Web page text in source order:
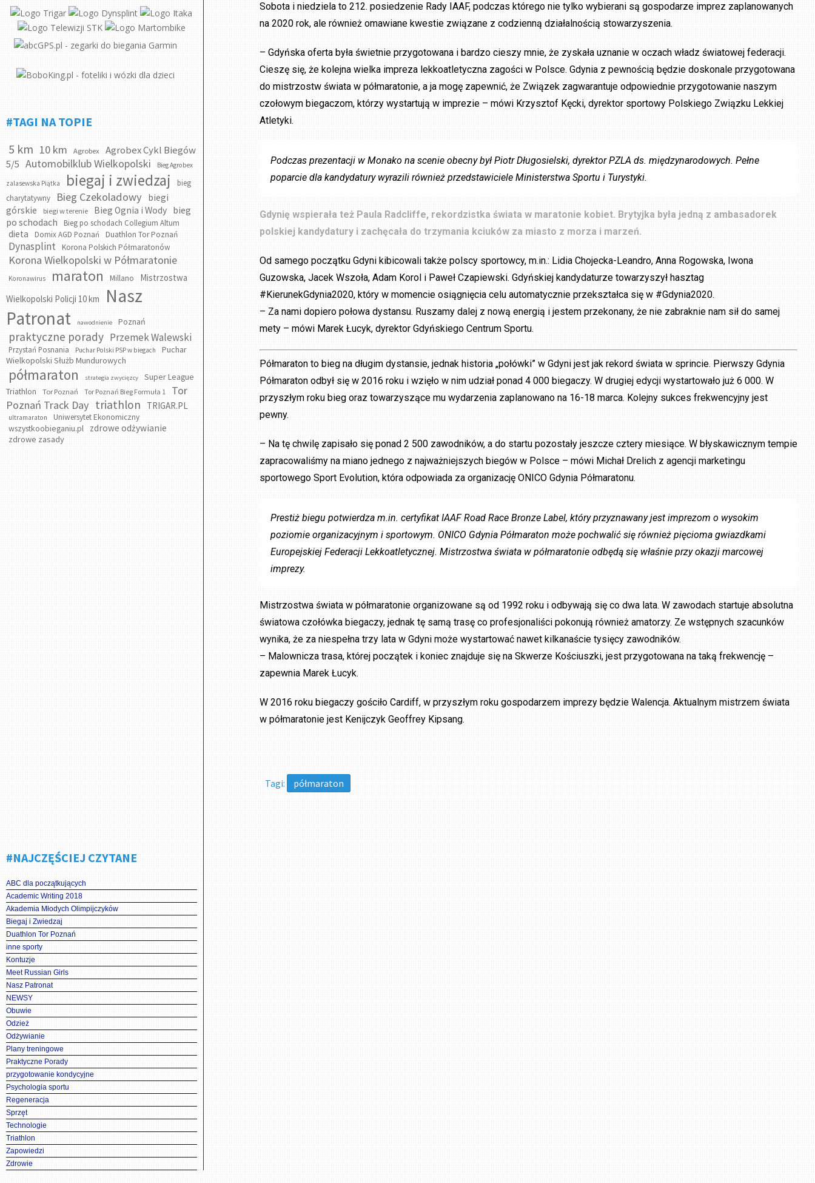
#TAGI NA TOPIE
5 km 10 km Agrobex
Agrobex Cykl Biegów
5/5 Automobilklub Wielkopolski Bieg Agrobex
zalasewska Piątka biegaj i zwiedzaj
bieg
charytatywny
Bieg Czekoladowy
biegi
górskie
biegi w terenie Bieg Ognia i Wody bieg
po schodach
Bieg po schodach Collegium Altum
dieta Domix AGD Poznań Duathlon Tor Poznań
Dynasplint Korona Polskich Półmaratonów
Korona Wielkopolski w Półmaratonie
Koronawirus maraton Millano
Mistrzostwa
Wielkopolski Policji 10 km
Nasz
Patronat
nawodnienie Poznań
praktyczne porady Przemek Walewski
Przystań Posnania Puchar Polski PSP w biegach
Puchar
Wielkopolski Służb Mundurowych
półmaraton strategia zwycięzcy
Super League
Triathlon
Tor Poznań Tor Poznań Bieg Formuła 1
Tor
Poznań Track Day triathlon TRIGAR.PL
ultramaraton Uniwersytet Ekonomiczny
wszystkoobieganiu.pl zdrowe odżywianie
zdrowe zasady
#NAJCZĘŚCIEJ CZYTANE
ABC dla początkujących
Academic Writing 2018
Akademia Młodych Olimpijczyków
Biegaj i Zwiedzaj
Duathlon Tor Poznań
inne sporty
Kontuzje
Meet Russian Girls
Nasz Patronat
NEWSY
Obuwie
Odzież
Odżywianie
Plany treningowe
Praktyczne Porady
przygotowanie kondycyjne
Psychologia sportu
Regeneracja
Sprzęt
Technologie
Triathlon
Zapowiedzi
Zdrowie
Sobota i niedziela to 212. posiedzenie Rady IAAF, podczas którego nie tylko wybierani są gospodarze imprez zaplanowanych
na 2020 rok, ale również omawiane kwestie związane z codzienną działalnością stowarzyszenia.
– Gdyńska oferta była świetnie przygotowana i bardzo cieszy mnie, że zyskała uznanie w oczach władz światowej federacji.
Cieszę się, że kolejna wielka impreza lekkoatletyczna zagości w Polsce. Gdynia z pewnością będzie doskonale przygotowana
do mistrzostw świata w półmaratonie, a ja mogę zapewnić, że Związek zagwarantuje odpowiednie przygotowanie naszym
czołowym biegaczom, którzy wystartują w imprezie – mówi Krzysztof Kęcki, dyrektor sportowy Polskiego Związku Lekkiej
Atletyki.
Podczas prezentacji w Monako na scenie obecny był Piotr Długosielski, dyrektor PZLA ds. międzynarodowych. Pełne
poparcie dla kandydatury wyrazili również przedstawiciele Ministerstwa Sportu i Turystyki.
Gdynię wspierała też Paula Radcliffe, rekordzistka świata w maratonie kobiet. Brytyjka była jedną z ambasadorek
polskiej kandydatury i zachęcała do trzymania kciuków za miasto z morza i marzeń.
Od samego początku Gdyni kibicowali także polscy sportowcy, m.in.: Lidia Chojecka-Leandro, Anna Rogowska, Iwona
Guzowska, Jacek Wszoła, Adam Korol i Paweł Czapiewski. Gdyńskiej kandydaturze towarzyszył hasztag
#KierunekGdynia2020, który w momencie osiągnięcia celu automatycznie przekształca się w #Gdynia2020.
– Za nami dopiero połowa dystansu. Ruszamy dalej z nową energią i jestem przekonany, że nie zabraknie nam sił do samej
mety – mówi Marek Łucyk, dyrektor Gdyńskiego Centrum Sportu.
Półmaraton to bieg na długim dystansie, jednak historia „połówki” w Gdyni jest jak rekord świata w sprincie. Pierwszy Gdynia
Półmaraton odbył się w 2016 roku i wzięło w nim udział ponad 4 000 biegaczy. W drugiej edycji wystartowało już 6 000. W
przyszłym roku bieg oraz towarzyszące mu wydarzenia zaplanowano na 16-18 marca. Kolejny sukces frekwencyjny jest
pewny.
– Na tę chwilę zapisało się ponad 2 500 zawodników, a do startu pozostały jeszcze cztery miesiące. W błyskawicznym tempie
zapracowaliśmy na miano jednego z najważniejszych biegów w Polsce – mówi Michał Drelich z agencji marketingu
sportowego Sport Evolution, która odpowiada za organizację ONICO Gdynia Półmaratonu.
Prestiż biegu potwierdza m.in. certyfikat IAAF Road Race Bronze Label, który przyznawany jest imprezom o wysokim
poziomie organizacyjnym i sportowym. ONICO Gdynia Półmaraton może pochwalić się również pięcioma gwiazdkami
Europejskiej Federacji Lekkoatletycznej. Mistrzostwa świata w półmaratonie odbędą się właśnie przy okazji marcowej
imprezy.
Mistrzostwa świata w półmaratonie organizowane są od 1992 roku i odbywają się co dwa lata. W zawodach startuje absolutna
światowa czołówka biegaczy, jednak tę samą trasę co profesjonaliści pokonują również amatorzy. Ze wstępnych szacunków
wynika, że za niespełna trzy lata w Gdyni może wystartować nawet kilkanaście tysięcy zawodników.
– Malownicza trasa, której początek i koniec znajduje się na Skwerze Kościuszki, jest przygotowana na taką frekwencję –
zapewnia Marek Łucyk.
W 2016 roku biegaczy gościło Cardiff, w przyszłym roku gospodarzem imprezy będzie Walencja. Aktualnym mistrzem świata
w półmaratonie jest Kenijczyk Geoffrey Kipsang.
Tagi: półmaraton